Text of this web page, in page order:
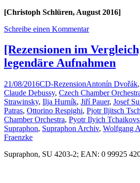
[Christoph Schlüren, August 2016]
Schreibe einen Kommentar
[Rezensionen im
legendäre Aufnahmen
21/08/2016CD-RezensionAntonín Dvořák,
Claude Debussy, Czech Chamber
Strawinsky, Ilja Hurník, Jiří Pauer, Josef
Patras, Ottorino Respighi, Pjotr Iljitsch
Chamber Orchestra, Pyotr Ilyich
Supraphon, Supraphon Archiv, Wolfgang
Fraenzke
Supraphon, SU 4203-2; EAN: 0 99925